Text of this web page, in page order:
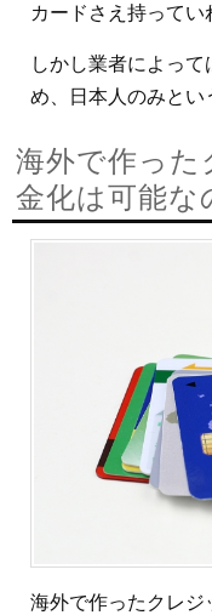
カードさえ持ってい
しかし業者によって
め、日本人のみとい
海外で作った
金化は可能な
海外で作ったクレジ